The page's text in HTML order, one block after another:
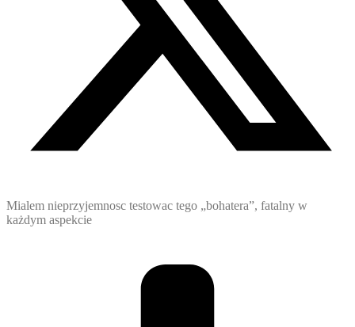
Mialem nieprzyjemnosc testowac tego „bohatera”, fatalny w
każdym aspekcie